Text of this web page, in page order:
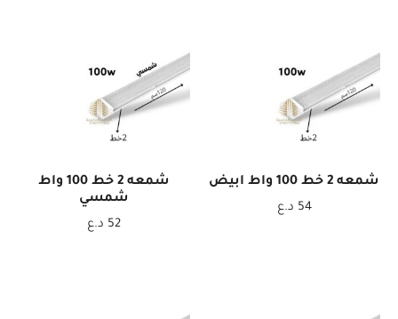
شمعه 2 خط 100 واط ابيض
54 د.ع
شمعه 2 خط 100 واط
شمسي
52 د.ع